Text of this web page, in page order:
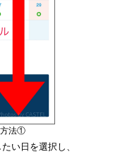
方法①
い日を選択し、